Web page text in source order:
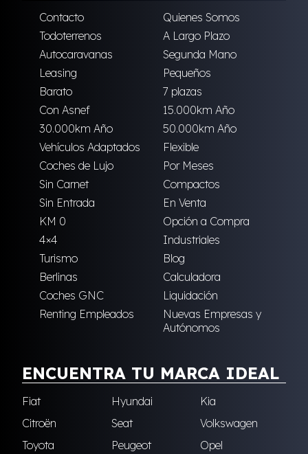
Contacto
Quienes Somos
Todoterrenos
A Largo Plazo
Autocaravanas
Segunda Mano
Leasing
Pequeños
Barato
7 plazas
Con Asnef
15.000km Año
30.000km Año
50.000km Año
Vehículos Adaptados
Flexible
Coches de Lujo
Por Meses
Sin Carnet
Compactos
Sin Entrada
En Venta
KM 0
Opción a Compra
4×4
Industriales
Turismo
Blog
Berlinas
Calculadora
Coches GNC
Liquidación
Renting Empleados
Nuevas Empresas y
Autónomos
ENCUENTRA TU MARCA IDEAL
Fiat Hyundai
Kia
Citroën
Seat
Volkswagen
Toyota
Peugeot
Opel